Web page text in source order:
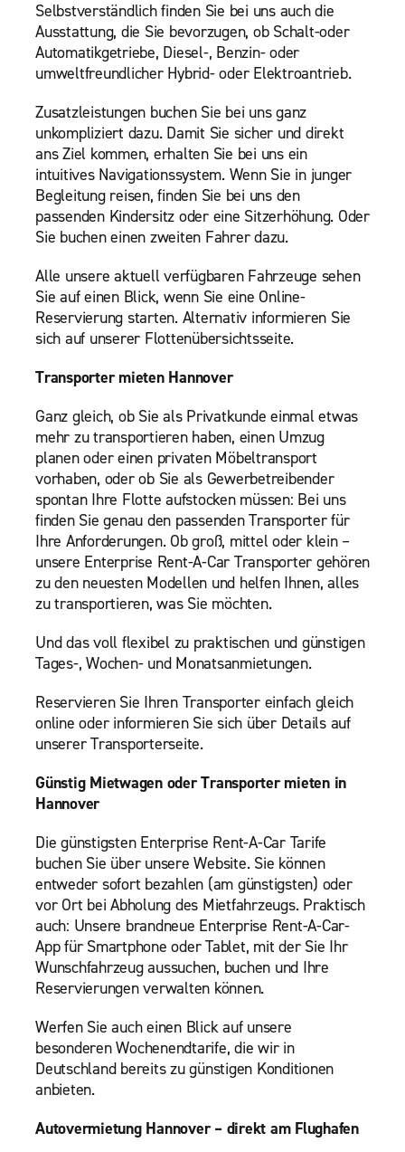
Selbstverständlich finden Sie bei uns auch die
Ausstattung, die Sie bevorzugen, ob Schalt-oder
Automatikgetriebe, Diesel-, Benzin- oder
umweltfreundlicher Hybrid- oder Elektroantrieb.
Zusatzleistungen buchen Sie bei uns ganz
unkompliziert dazu. Damit Sie sicher und direkt
ans Ziel kommen, erhalten Sie bei uns ein
intuitives Navigationssystem. Wenn Sie in junger
Begleitung reisen, finden Sie bei uns den
passenden Kindersitz oder eine Sitzerhöhung. Oder
Sie buchen einen zweiten Fahrer dazu.
Alle unsere aktuell verfügbaren Fahrzeuge sehen
Sie auf einen Blick, wenn Sie eine Online-
Reservierung starten. Alternativ informieren Sie
sich auf unserer Flottenübersichtsseite.
Transporter mieten Hannover
Ganz gleich, ob Sie als Privatkunde einmal etwas
mehr zu transportieren haben, einen Umzug
planen oder einen privaten Möbeltransport
vorhaben, oder ob Sie als Gewerbetreibender
spontan Ihre Flotte aufstocken müssen: Bei uns
finden Sie genau den passenden Transporter für
Ihre Anforderungen. Ob groß, mittel oder klein –
unsere Enterprise Rent-A-Car Transporter gehören
zu den neuesten Modellen und helfen Ihnen, alles
zu transportieren, was Sie möchten.
Und das voll flexibel zu praktischen und günstigen
Tages-, Wochen- und Monatsanmietungen.
Reservieren Sie Ihren Transporter einfach gleich
online oder informieren Sie sich über Details auf
unserer Transporterseite.
Günstig Mietwagen oder Transporter mieten in
Hannover
Die günstigsten Enterprise Rent-A-Car Tarife
buchen Sie über unsere Website. Sie können
entweder sofort bezahlen (am günstigsten) oder
vor Ort bei Abholung des Mietfahrzeugs. Praktisch
auch: Unsere brandneue Enterprise Rent-A-Car-
App für Smartphone oder Tablet, mit der Sie Ihr
Wunschfahrzeug aussuchen, buchen und Ihre
Reservierungen verwalten können.
Werfen Sie auch einen Blick auf unsere
besonderen Wochenendtarife, die wir in
Deutschland bereits zu günstigen Konditionen
anbieten.
Autovermietung Hannover – direkt am Flughafen